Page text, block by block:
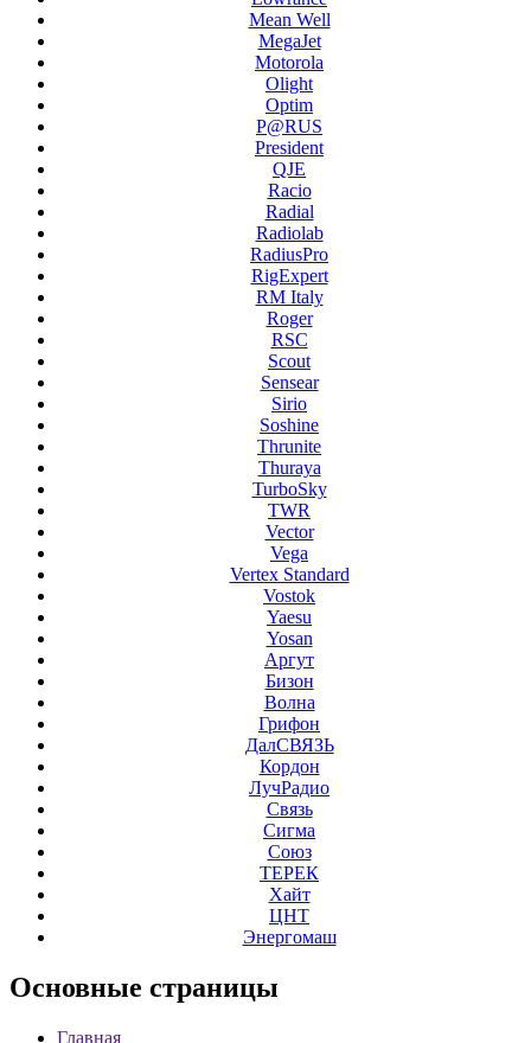
Mean Well
MegaJet
Motorola
Olight
Optim
P@RUS
President
QJE
Racio
Radial
Radiolab
RadiusPro
RigExpert
RM Italy
Roger
RSC
Scout
Sensear
Sirio
Soshine
Thrunite
Thuraya
TurboSky
TWR
Vector
Vega
Vertex Standard
Vostok
Yaesu
Yosan
Аргут
Бизон
Волна
Грифон
ДалСВЯЗЬ
Кордон
ЛучРадио
Связь
Сигма
Союз
ТЕРЕК
Хайт
ЦНТ
Энергомаш
Основные страницы
Главная